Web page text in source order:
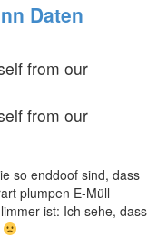
Daten
from our
from our
so enddoof sind, dass
plumpen E-Müll
ist: Ich sehe, dass